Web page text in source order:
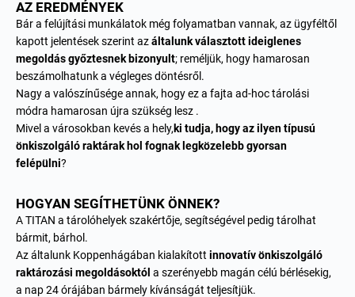
AZ EREDMÉNYEK
Bár a felújítási munkálatok még folyamatban vannak, az ügyféltől
kapott jelentések szerint azáltalunk választott ideiglenes
megoldás győztesnek bizonyult; reméljük, hogy hamarosan
beszámolhatunk a végleges döntésről.
Nagy a valószínűsége annak, hogy ez a fajta ad-hoc tárolási
módra hamarosan újra szükség lesz .
Mivel a városokban kevés a hely,ki tudja, hogy az ilyen típusú
önkiszolgáló raktárak hol fognak legközelebb gyorsan
felépülni?
HOGYAN SEGÍTHETÜNK ÖNNEK?
A TITAN a tárolóhelyek szakértője, segítségével pedig tárolhat
bármit, bárhol.
Az általunk Koppenhágában kialakított innovatív önkiszolgáló
raktározási megoldásoktól a szerényebb magán célú bérlésekig,
a nap 24 órájában bármely kívánságát teljesítjük.